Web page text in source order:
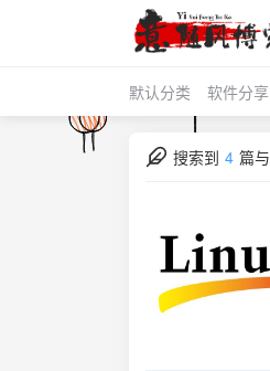
默认分类 软件分享
搜索到 4 篇与